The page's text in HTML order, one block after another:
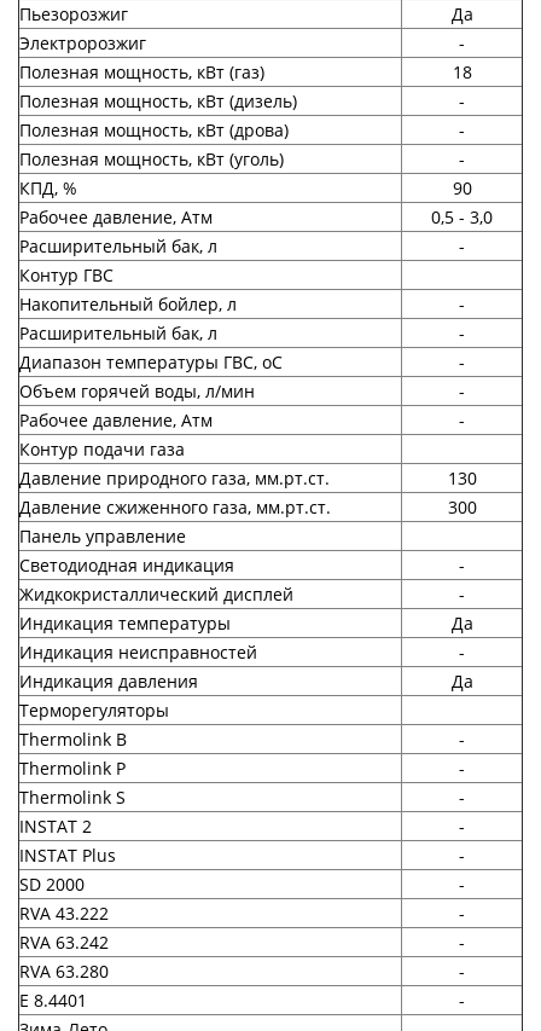
Пьезорозжиг
Да
Электророзжиг
-
Полезная мощность, кВт (газ)
18
Полезная мощность, кВт (дизель)
-
Полезная мощность, кВт (дрова)
-
Полезная мощность, кВт (уголь)
-
КПД, %
90
Рабочее давление, Атм
0,5 - 3,0
Расширительный бак, л
-
Контур ГВС
Накопительный бойлер, л
-
Расширительный бак, л
-
Диапазон температуры ГВС, оС
-
Объем горячей воды, л/мин
-
Рабочее давление, Атм
-
Контур подачи газа
Давление природного газа, мм.рт.ст.
130
Давление сжиженного газа, мм.рт.ст.
300
Панель управление
Светодиодная индикация
-
Жидкокристаллический дисплей
-
Индикация температуры
Да
Индикация неисправностей
-
Индикация давления
Да
Терморегуляторы
Thermolink B
-
Thermolink P
-
Thermolink S
-
INSTAT 2
-
INSTAT Plus
-
SD 2000
-
RVA 43.222
-
RVA 63.242
-
RVA 63.280
-
E 8.4401
-